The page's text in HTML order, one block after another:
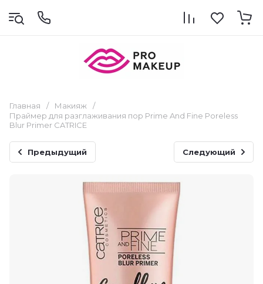
Главная / Макияж
/
Праймер для разглаживания пор Prime And Fine Poreless
Blur Primer CATRICE
Предыдущий Следующий